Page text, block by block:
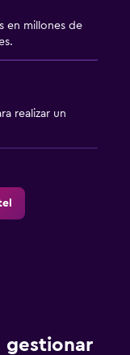
en millones de
realizar un
gestionar